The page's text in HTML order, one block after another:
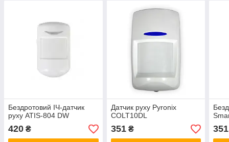
Бездротовий ІЧ-датчик
руху ATIS-804 DW
420 ₴
Датчик руху Pyronix
COLT10DL
351₴ 351